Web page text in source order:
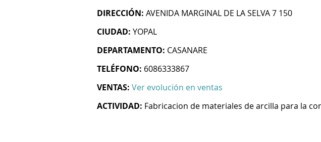
DIRECCIÓN: AVENIDA MARGINAL DE LA SELVA 7 150
CIUDAD: YOPAL
DEPARTAMENTO: CASANARE
TELÉFONO: 6086333867
VENTAS: Ver evolución en ventas
ACTIVIDAD: Fabricacion de materiales de arcilla para la